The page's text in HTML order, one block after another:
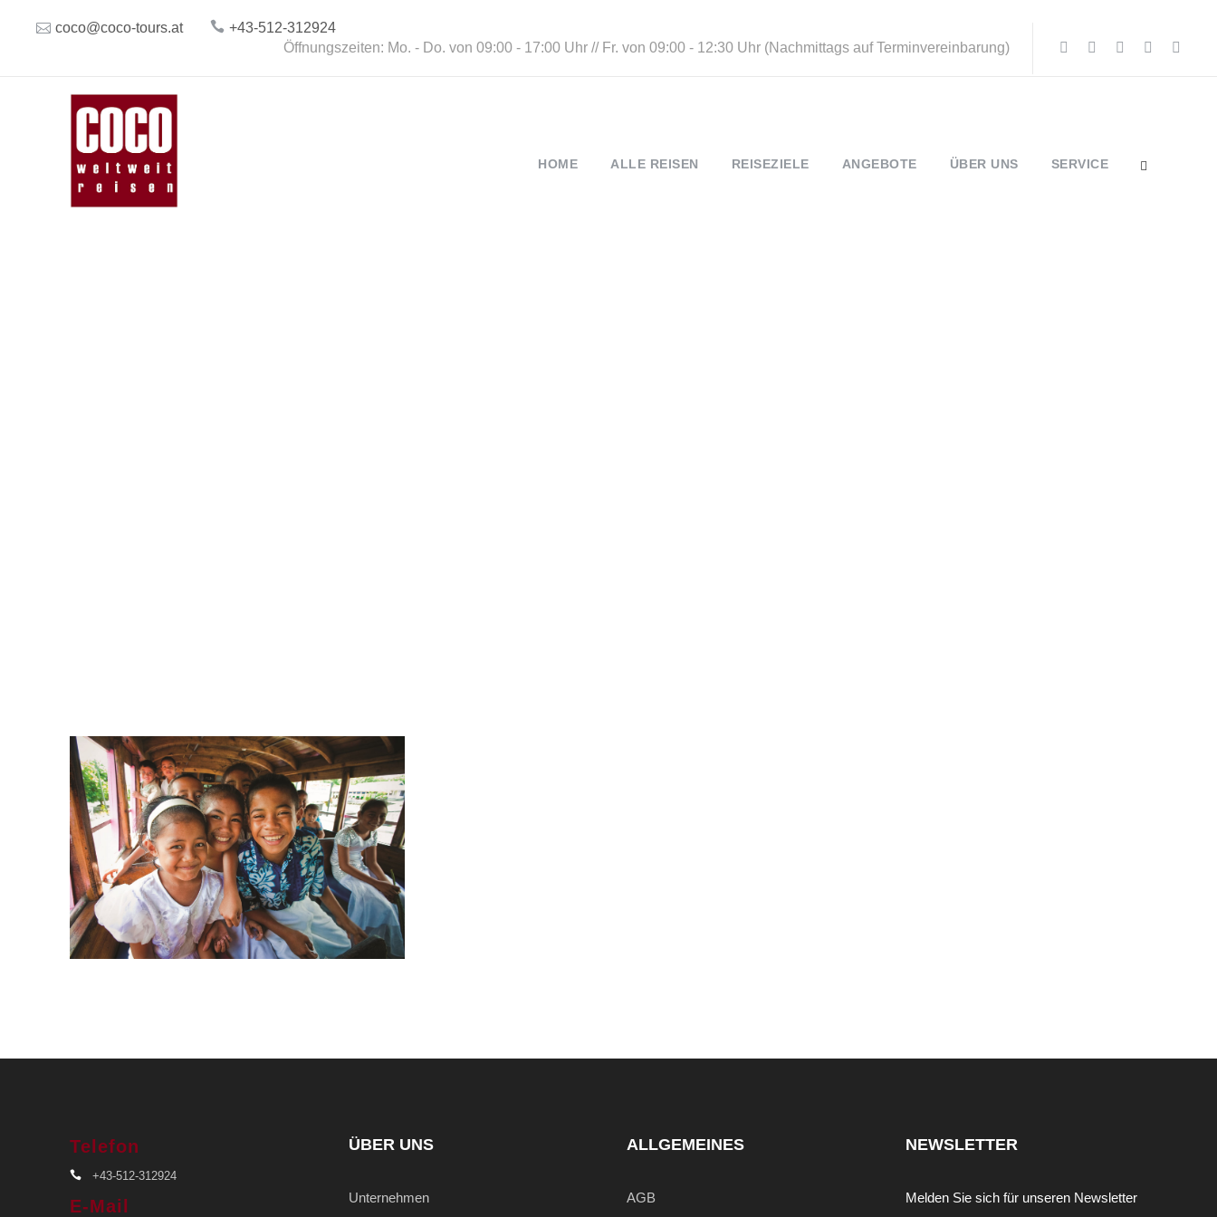
coco@coco-tours.at
+43-512-312924
Öffnungszeiten: Mo. - Do. von 09:00 - 17:00 Uhr // Fr. von 09:00 - 12:30 Uhr (Nachmittags auf Terminvereinbarung)
HOME ALLE REISEN REISEZIELE ANGEBOTE ÜBER UNS SERVICE
SAMOA
Telefon
+43-512-312924
E-Mail
ÜBER UNS
Unternehmen
ALLGEMEINES
AGB
NEWSLETTER
Melden Sie sich für unseren Newsletter